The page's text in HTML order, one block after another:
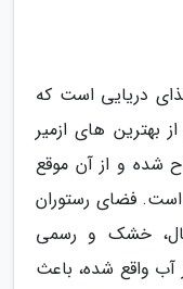
دریایی است که
بهترین های ازمیر
دنیز در سال 1981 افتتاح شده و از آن موقع
است. فضای رستوران
خشک و رسمی
آب واقع شده، باعث